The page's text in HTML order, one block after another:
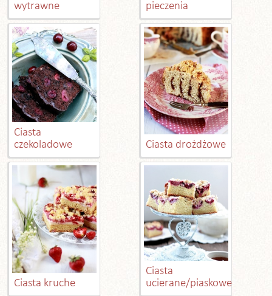
wytrawne
pieczenia
Ciasta
czekoladowe
Ciasta drożdżowe
Ciasta kruche
Ciasta
ucierane/piaskowe